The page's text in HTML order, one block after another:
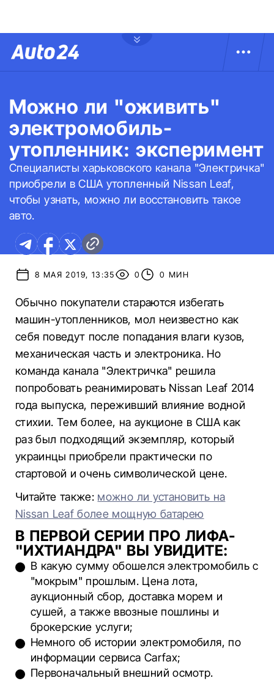
Можно ли "оживить"
электромобиль-
утопленник: эксперимент
Специалисты харьковского канала "Электричка"
приобрели в США утопленный Nissan Leaf,
чтобы узнать, можно ли восстановить такое
авто.
8 МАЯ 2019, 13:35 0 0 МИН
Обычно покупатели стараются избегать
машин-утопленников, мол неизвестно как
себя поведут после попадания влаги кузов,
механическая часть и электроника. Но
команда канала "Электричка" решила
попробовать реанимировать Nissan Leaf 2014
года выпуска, переживший влияние водной
стихии. Тем более, на аукционе в США как
раз был подходящий экземпляр, который
украинцы приобрели практически по
стартовой и очень символической цене.
Читайте также: можно ли установить на
Nissan Leaf более мощную батарею
В ПЕРВОЙ СЕРИИ ПРО ЛИФА-
"ИХТИАНДРА" ВЫ УВИДИТЕ:
В какую сумму обошелся электромобиль с
"мокрым" прошлым. Цена лота,
аукционный сбор, доставка морем и
сушей, а также ввозные пошлины и
брокерские услуги;
Немного об истории электромобиля, по
информации сервиса Carfax;
Первоначальный внешний осмотр.